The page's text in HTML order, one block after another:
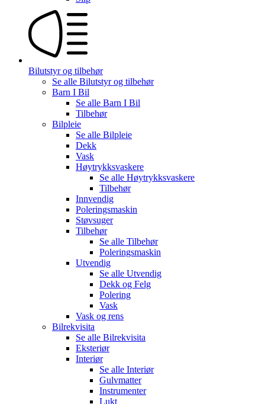
Bilutstyr og tilbehør
Se alle Bilutstyr og tilbehør
Barn I Bil
Se alle Barn I Bil
Tilbehør
Bilpleie
Se alle Bilpleie
Dekk
Vask
Høytrykksvaskere
Se alle Høytrykksvaskere
Tilbehør
Innvendig
Poleringsmaskin
Støvsuger
Tilbehør
Se alle Tilbehør
Poleringsmaskin
Utvendig
Se alle Utvendig
Dekk og Felg
Polering
Vask
Vask og rens
Bilrekvisita
Se alle Bilrekvisita
Eksteriør
Interiør
Se alle Interiør
Gulvmatter
Instrumenter
Lukt